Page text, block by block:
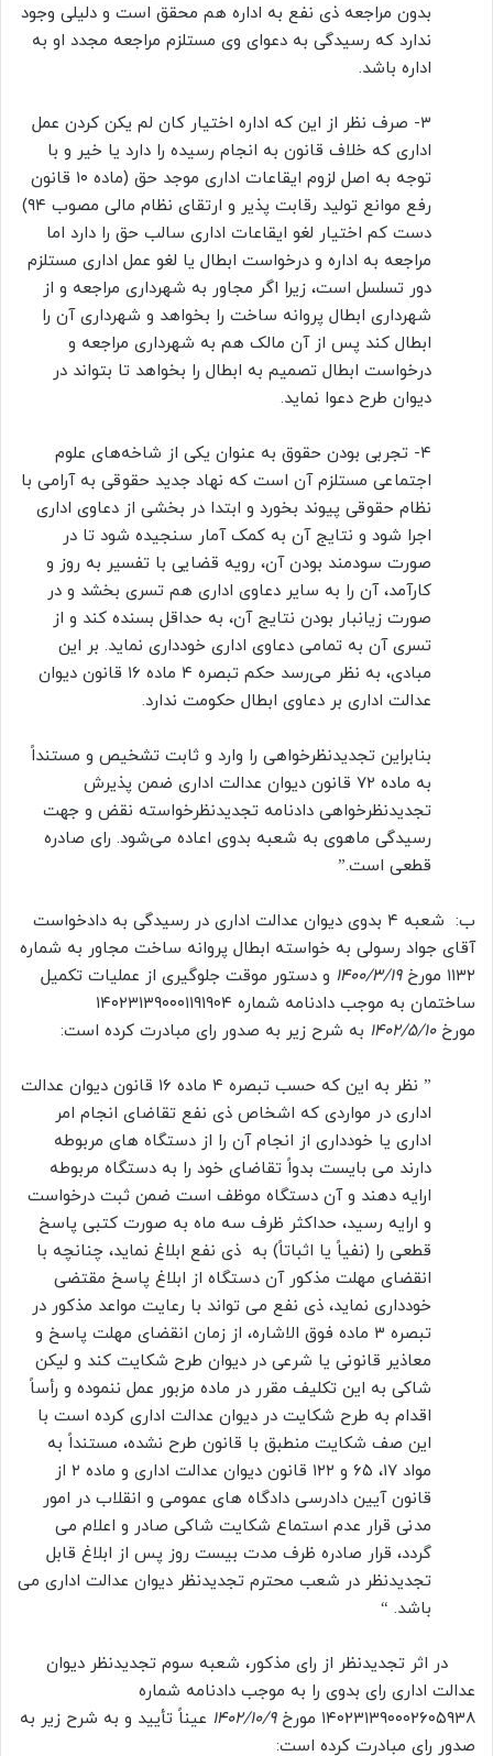
بدون مراجعه ذی نفع به اداره هم محقق است و دلیلی وجود
ندارد که رسیدگی به دعوای وی مستلزم مراجعه مجدد او به
اداره باشد.
۳- صرف نظر از این که اداره اختیار کان لم یکن کردن عمل
اداری که خلاف قانون به انجام رسیده را دارد یا خیر و با
توجه به اصل لزوم ایقاعات اداری موجد حق (ماده ۱۰ قانون
رفع موانع تولید رقابت پذیر و ارتقای نظام مالی مصوب ۹۴)
دست کم اختیار لغو ایقاعات اداری سالب حق را دارد اما
مراجعه به اداره و درخواست ابطال یا لغو عمل اداری مستلزم
دور تسلسل است، زیرا اگر مجاور به شهرداری مراجعه و از
شهرداری ابطال پروانه ساخت را بخواهد و شهرداری آن را
ابطال کند پس از آن مالک هم به شهرداری مراجعه و
درخواست ابطال تصمیم به ابطال را بخواهد تا بتواند در
دیوان طرح دعوا نماید.
۴- تجربی بودن حقوق به عنوان یکی از شاخه‌های علوم
اجتماعی مستلزم آن است که نهاد جدید حقوقی به آرامی با
نظام حقوقی پیوند بخورد و ابتدا در بخشی از دعاوی اداری
اجرا شود و نتایج آن به کمک آمار سنجیده شود تا در
صورت سودمند بودن آن، رویه قضایی با تفسیر به روز و
کارآمد، آن را به سایر دعاوی اداری هم تسری بخشد و در
صورت زیانبار بودن نتایج آن، به حداقل بسنده کند و از
تسری آن به تمامی دعاوی اداری خودداری نماید. بر این
مبادی، به نظر می‌رسد حکم تبصره ۴ ماده ۱۶ قانون دیوان
عدالت اداری بر دعاوی ابطال حکومت ندارد.
بنابراین تجدیدنظرخواهی را وارد و ثابت تشخیص و مستنداً
به ماده ۷۲ قانون دیوان عدالت اداری ضمن پذیرش
تجدیدنظرخواهی دادنامه تجدیدنظرخواسته نقض و جهت
رسیدگی ماهوی به شعبه بدوی اعاده می‌شود. رای صادره
قطعی است.”
ب: شعبه ۴ بدوی دیوان عدالت اداری در رسیدگی به دادخواست
آقای جواد رسولی به خواسته ابطال پروانه ساخت مجاور به شماره
۱۱۳۲ مورخ
۱۴۰۰/۳/۱۹ و دستور موقت جلوگیری از عملیات تکمیل
ساختمان به موجب دادنامه شماره ۱۴۰۲۳۱۳۹۰۰۰۱۱۹۱۹۰۴
مورخ۱۴۰۲/۵/۱۰ به شرح زیر به صدور رای مبادرت کرده است:
” نظر به این که حسب تبصره ۴ ماده ۱۶ قانون دیوان عدالت
اداری در مواردی که اشخاص ذی نفع تقاضای انجام امر
اداری یا خودداری از انجام آن را از دستگاه های مربوطه
دارند می بایست بدواً تقاضای خود را به دستگاه مربوطه
ارایه دهند و آن دستگاه موظف است ضمن ثبت درخواست
و ارایه رسید، حداکثر ظرف سه ماه به صورت کتبی پاسخ
قطعی را (نفیاً یا اثباتاً) به ذی نفع ابلاغ نماید، چنانچه با
انقضای مهلت مذکور آن دستگاه از ابلاغ پاسخ مقتضی
خودداری نماید، ذی نفع می تواند با رعایت مواعد مذکور در
تبصره ۳ ماده فوق الاشاره، از زمان انقضای مهلت پاسخ و
معاذیر قانونی یا شرعی در دیوان طرح شکایت کند و لیکن
شاکی به این تکلیف مقرر در ماده مزبور عمل ننموده و رأساً
اقدام به طرح شکایت در دیوان عدالت اداری کرده است با
این صف شکایت منطبق با قانون طرح نشده، مستنداً به
مواد ۱۷، ۶۵ و ۱۲۲ قانون دیوان عدالت اداری و ماده ۲ از
قانون آیین دادرسی دادگاه های عمومی و انقلاب در امور
مدنی قرار عدم استماع شکایت شاکی صادر و اعلام می
گردد، قرار صادره ظرف مدت بیست روز پس از ابلاغ قابل
تجدیدنظر در شعب محترم تجدیدنظر دیوان عدالت اداری می
باشد. “
در اثر تجدیدنظر از رای مذکور، شعبه سوم تجدیدنظر دیوان
عدالت اداری رای بدوی را به موجب دادنامه شماره
۱۴۰۲۳۱۳۹۰۰۰۲۶۰۵۹۳۸ مورخ
۱۴۰۲/۱۰/۹ عیناً تأیید و به شرح زیر به
صدور رای مبادرت کرده است: